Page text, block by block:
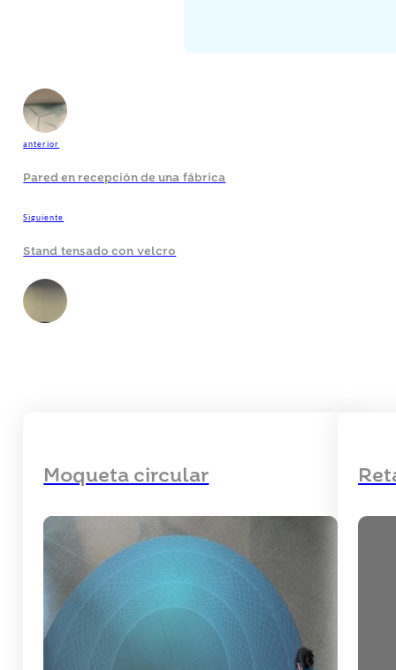
anterior
Pared en recepción de una fábrica
Siguiente
Stand tensado con velcro
Moqueta circular